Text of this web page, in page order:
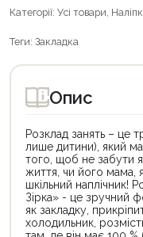
Категорії: Усі товари,
Теги: Закладка
Опис
Розклад занять – це
лише дитини), який
того, щоб не забути
життя, чи його мама,
шкільний наплічник!
Зірка» - це зручний
як закладку,
холодильник,